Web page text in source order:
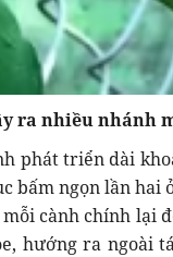
ra nhiều nhánh
phát triển dài
bấm ngọn lần hai
mỗi cành chính lại
hướng ra ngoài